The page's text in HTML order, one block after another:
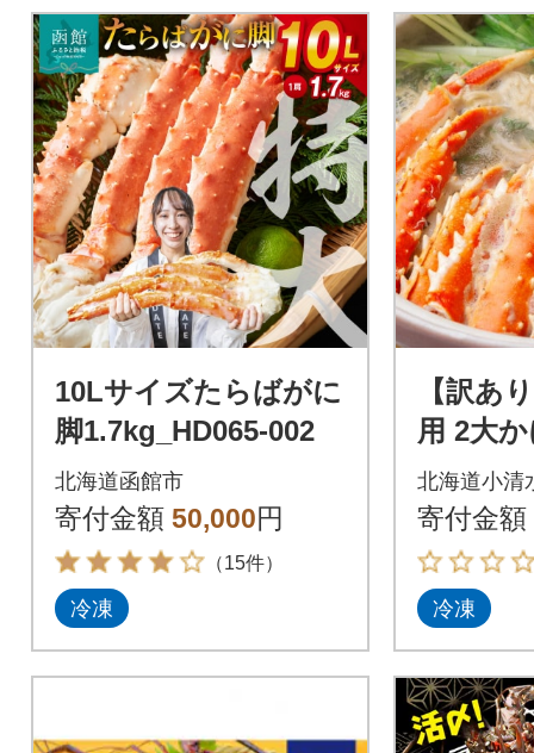
10Lサイズたらばがに
脚1.7kg_HD065-002
北海道函館市
寄付金額 50,000円
（15件）
冷凍
【訳あ
用 2大
比べセ
【タラ
蟹】カ
北海道小清
寄付金額
冷凍